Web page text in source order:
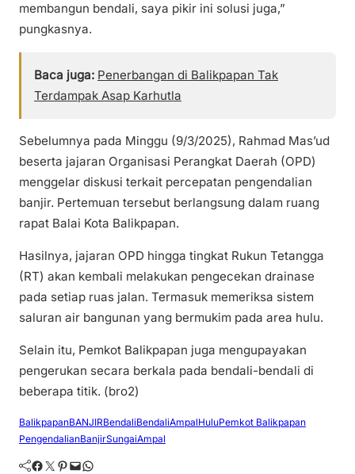
membangun bendali, saya pikir ini solusi juga,”
pungkasnya.
Baca juga: Penerbangan di Balikpapan Tak
Terdampak Asap Karhutla
Sebelumnya pada Minggu (9/3/2025), Rahmad Mas’ud
beserta jajaran Organisasi Perangkat Daerah (OPD)
menggelar diskusi terkait percepatan pengendalian
banjir. Pertemuan tersebut berlangsung dalam ruang
rapat Balai Kota Balikpapan.
Hasilnya, jajaran OPD hingga tingkat Rukun Tetangga
(RT) akan kembali melakukan pengecekan drainase
pada setiap ruas jalan. Termasuk memeriksa sistem
saluran air bangunan yang bermukim pada area hulu.
Selain itu, Pemkot Balikpapan juga mengupayakan
pengerukan secara berkala pada bendali-bendali di
beberapa titik. (bro2)
BalikpapanBANJIRBendaliBendaliAmpalHuluPemkot Balikpapan
PengendalianBanjirSungaiAmpal
Facebook Twitter Pinterest Mail WhatsApp